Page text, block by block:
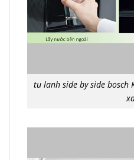
tu lanh side by side bosch